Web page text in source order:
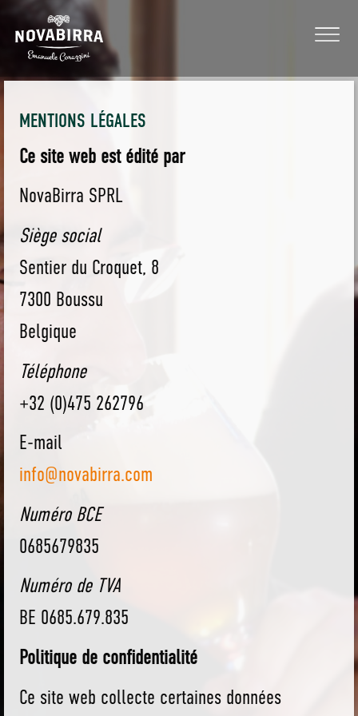
MENTIONS LÉGALES
Ce site web est édité par
NovaBirra SPRL
Siège social
Sentier du Croquet, 8
7300 Boussu
Belgique
Téléphone
+32 (0)475 262796
E-mail
info@novabirra.com
Numéro BCE
0685679835
Numéro de TVA
BE 0685.679.835
Politique de confidentialité
Ce site web collecte certaines données